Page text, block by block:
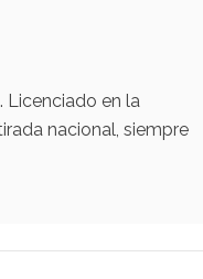
. Licenciado en la
nacional, siempre